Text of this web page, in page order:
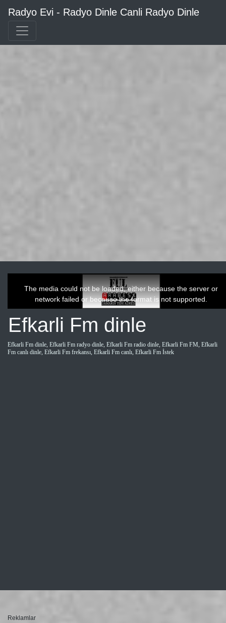
Radyo Evi - Radyo Dinle Canli Radyo Dinle
The media could not be loaded, either because the server or
network failed or because the format is not supported.
Efkarli Fm dinle
Efkarli Fm dinle, Efkarli Fm radyo dinle, Efkarli Fm radio dinle, Efkarli Fm FM, Efkarli
Fm canlı dinle, Efkarli Fm frekansı, Efkarli Fm canlı, Efkarli Fm İstek
Reklamlar